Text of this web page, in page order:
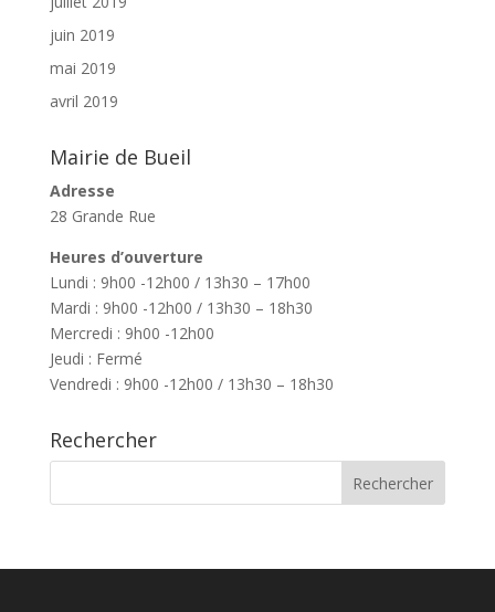
juin 2019
mai 2019
avril 2019
Mairie de Bueil
Adresse
28 Grande Rue
Heures d’ouverture
Lundi : 9h00 -12h00 / 13h30 – 17h00
Mardi : 9h00 -12h00 / 13h30 – 18h30
Mercredi : 9h00 -12h00
Jeudi : Fermé
Vendredi : 9h00 -12h00 / 13h30 – 18h30
Rechercher